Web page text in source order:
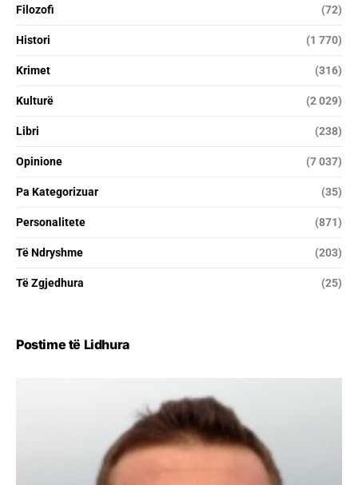
Filozofi (72)
Histori (1 770)
Krimet (316)
Kulturë (2 029)
Libri (238)
Opinione (7 037)
Pa Kategorizuar (35)
Personalitete (871)
Të Ndryshme (203)
Të Zgjedhura (25)
Postime të Lidhura